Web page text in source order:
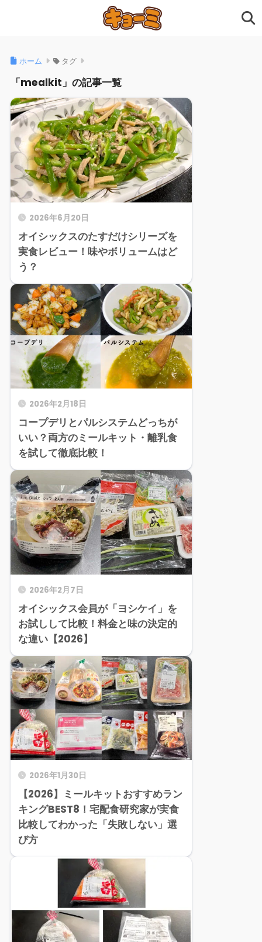
ホーム タグ
「mealkit」の記事一覧
2026年6月20日
オイシックスのたすだけシリーズを
実食レビュー！味やボリュームはど
う？
2026年2月18日
コープデリとパルシステムどっちが
いい？両方のミールキット・離乳食
を試して徹底比較！
2026年2月7日
オイシックス会員が「ヨシケイ」を
お試しして比較！料金と味の決定的
な違い【2026】
2026年1月30日
【2026】ミールキットおすすめラン
キングBEST8！宅配食研究家が実食
比較してわかった「失敗しない」選
び方